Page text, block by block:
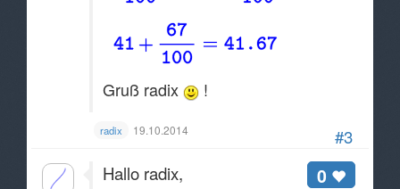
#3
Gruß radix !
radix 19.10.2014
0
Hallo radix,